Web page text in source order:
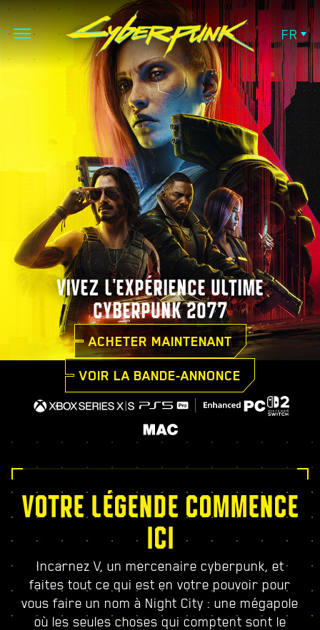
FR
VIVEZ L'EXPÉRIENCE ULTIME
CYBERPUNK 2077
ACHETER MAINTENANT
VOIR LA BANDE-ANNONCE
VOTRE LÉGENDE COMMENCE
ICI
Incarnez V, un mercenaire cyberpunk, et
faites tout ce qui est en votre pouvoir pour
vous faire un nom à Night City : une mégapole
où les seules choses qui comptent sont le